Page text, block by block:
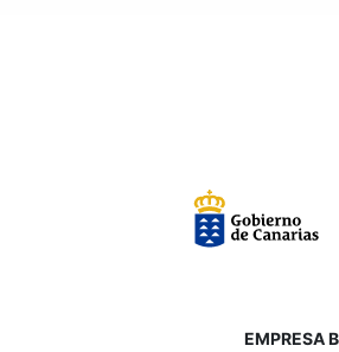
EMPRESA